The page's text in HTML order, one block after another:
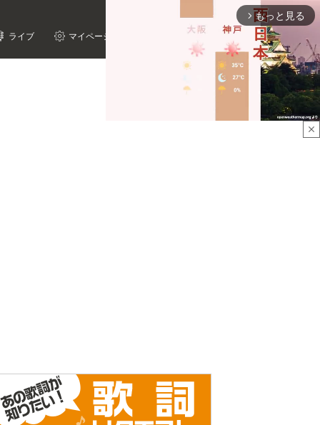
ライブ マイページ
close
arrow_forward_ios もっと見る